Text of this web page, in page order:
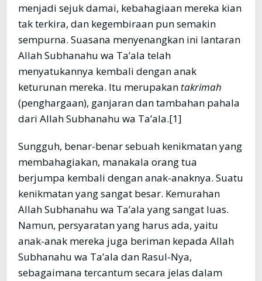
menjadi sejuk damai, kebahagiaan mereka kian
tak terkira, dan kegembiraan pun semakin
sempurna. Suasana menyenangkan ini lantaran
Allah Subhanahu wa Ta’ala telah
menyatukannya kembali dengan anak
keturunan mereka. Itu merupakan takrimah
(penghargaan), ganjaran dan tambahan pahala
dari Allah Subhanahu wa Ta’ala.[1]
Sungguh, benar-benar sebuah kenikmatan yang
membahagiakan, manakala orang tua
berjumpa kembali dengan anak-anaknya. Suatu
kenikmatan yang sangat besar. Kemurahan
Allah Subhanahu wa Ta’ala yang sangat luas.
Namun, persyaratan yang harus ada, yaitu
anak-anak mereka juga beriman kepada Allah
Subhanahu wa Ta’ala dan Rasul-Nya,
sebagaimana tercantum secara jelas dalam